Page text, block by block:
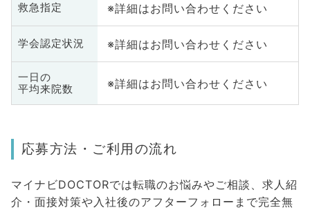
救急指定 ※詳細はお問い合わせください
学会認定状況 ※詳細はお問い合わせください
一日の
平均来院数
※詳細はお問い合わせください
応募方法・ご利用の流れ
マイナビDOCTORでは転職のお悩みやご相談、求人紹
介・面接対策や入社後のアフターフォローまで完全無